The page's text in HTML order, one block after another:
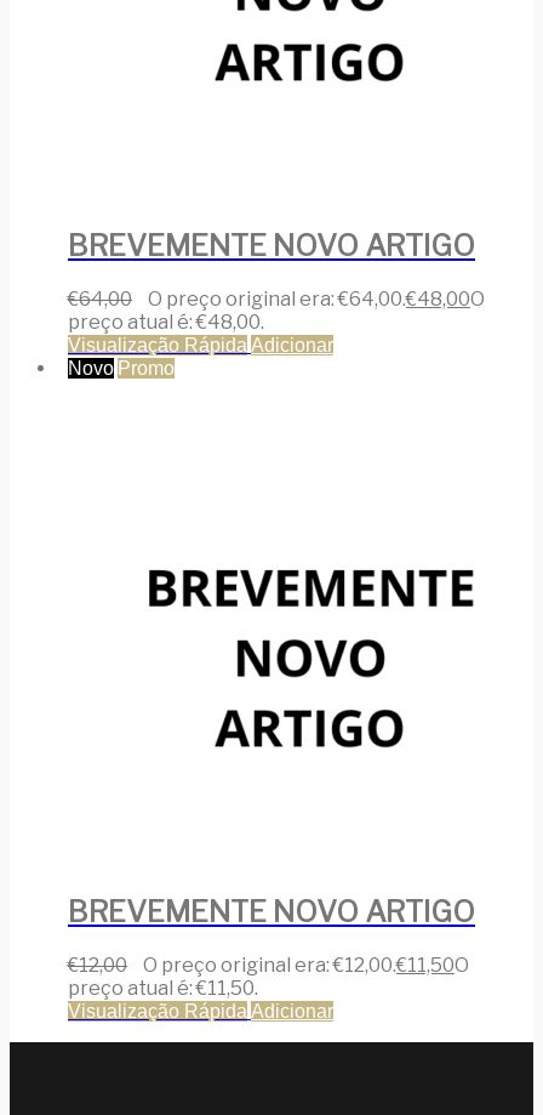
BREVEMENTE NOVO ARTIGO
€64,00 O preço original era: €64,00.€48,00O
preço atual é: €48,00.
Visualização Rápida Adicionar
Novo Promo
BREVEMENTE NOVO ARTIGO
€12,00 O preço original era: €12,00.€11,50O
preço atual é: €11,50.
Visualização Rápida Adicionar